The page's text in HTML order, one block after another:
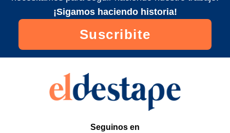
¡Sigamos haciendo historia!
Suscribite
Seguinos en